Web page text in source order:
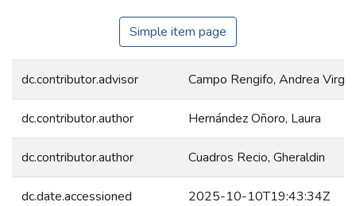
Simple item page
dc.contributor.advisor Campo Rengifo, Andrea
dc.contributor.author Hernández Oñoro, Laura
dc.contributor.author Cuadros Recio, Gheraldin
dc.date.accessioned 2025-10-10T19:43:34Z